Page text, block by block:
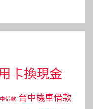
卡換現金
借款 台中機車借款